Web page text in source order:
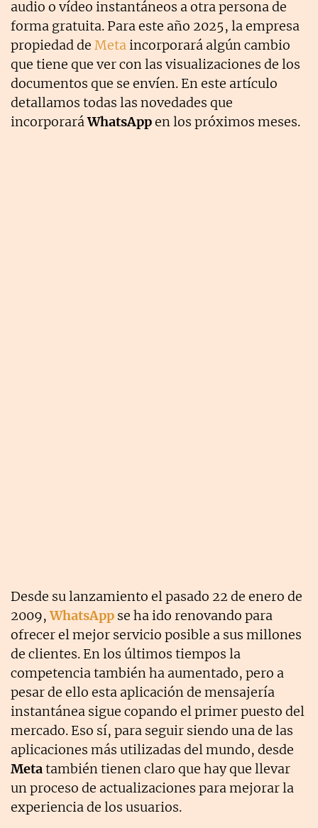
audio o vídeo instantáneos a otra persona de
forma gratuita. Para este año 2025, la empresa
propiedad de Metaincorporará algún cambio
que tiene que ver con las visualizaciones de los
documentos que se envíen. En este artículo
detallamos todas las novedades que
incorporaráWhatsAppen los próximos meses.
Desde su lanzamiento el pasado 22 de enero de
2009,WhatsApp se ha ido renovando para
ofrecer el mejor servicio posible a sus millones
de clientes. En los últimos tiempos la
competencia también ha aumentado, pero a
pesar de ello esta aplicación de mensajería
instantánea sigue copando el primer puesto del
mercado. Eso sí, para seguir siendo una de las
aplicaciones más utilizadas del mundo, desde
Metatambién tienen claro que hay que llevar
un proceso de actualizaciones para mejorar la
experiencia de los usuarios.